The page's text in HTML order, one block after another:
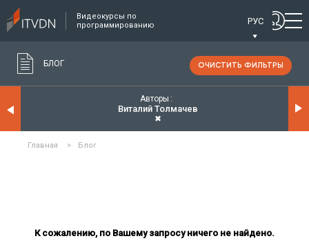
Видеокурсы по
программированию
РУС
БЛОГ ОЧИСТИТЬ ФИЛЬТРЫ
Авторы
Виталий Толмачев
✖
Главная > Блог
К сожалению, по Вашему запросу ничего не найдено.